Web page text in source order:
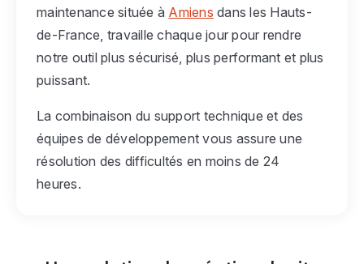
maintenance située à Amiens dans les Hauts-
de-France, travaille chaque jour pour rendre
notre outil plus sécurisé, plus performant et plus
puissant.
La combinaison du support technique et des
équipes de développement vous assure une
résolution des difficultés en moins de 24
heures.